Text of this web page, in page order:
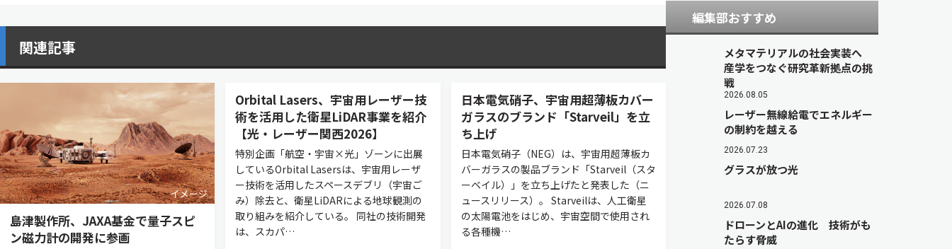
関連記事
島津製作所、JAXA基金で量子スピ
ン磁力計の開発に参画
Orbital Lasers、宇宙用レーザー技
術を活用した衛星LiDAR事業を紹介
【光・レーザー関西2026】
特別企画「航空・宇宙×光」ゾーンに出展
しているOrbital Lasersは、宇宙用レーザ
ー技術を活用したスペースデブリ（宇宙ご
み）除去と、衛星LiDARによる地球観測の
取り組みを紹介している。 同社の技術開発
は、スカパ…
日本電気硝子、宇宙用超薄板カバー
ガラスのブランド「Starveil」を立
ち上げ
日本電気硝子（NEG）は、宇宙用超薄板カ
バーガラスの製品ブランド「Starveil（スタ
ーベイル）」を立ち上げたと発表した（ニ
ュースリリース）。 Starveilは、人工衛星
の太陽電池をはじめ、宇宙空間で使用され
る各種機…
編集部おすすめ
メタマテリアルの社会実装へ
産学をつなぐ研究革新拠点の挑
戦
2026.08.05
レーザー無線給電でエネルギー
の制約を越える
2026.07.23
グラスが放つ光
2026.07.08
ドローンとAIの進化 技術がも
たらす脅威